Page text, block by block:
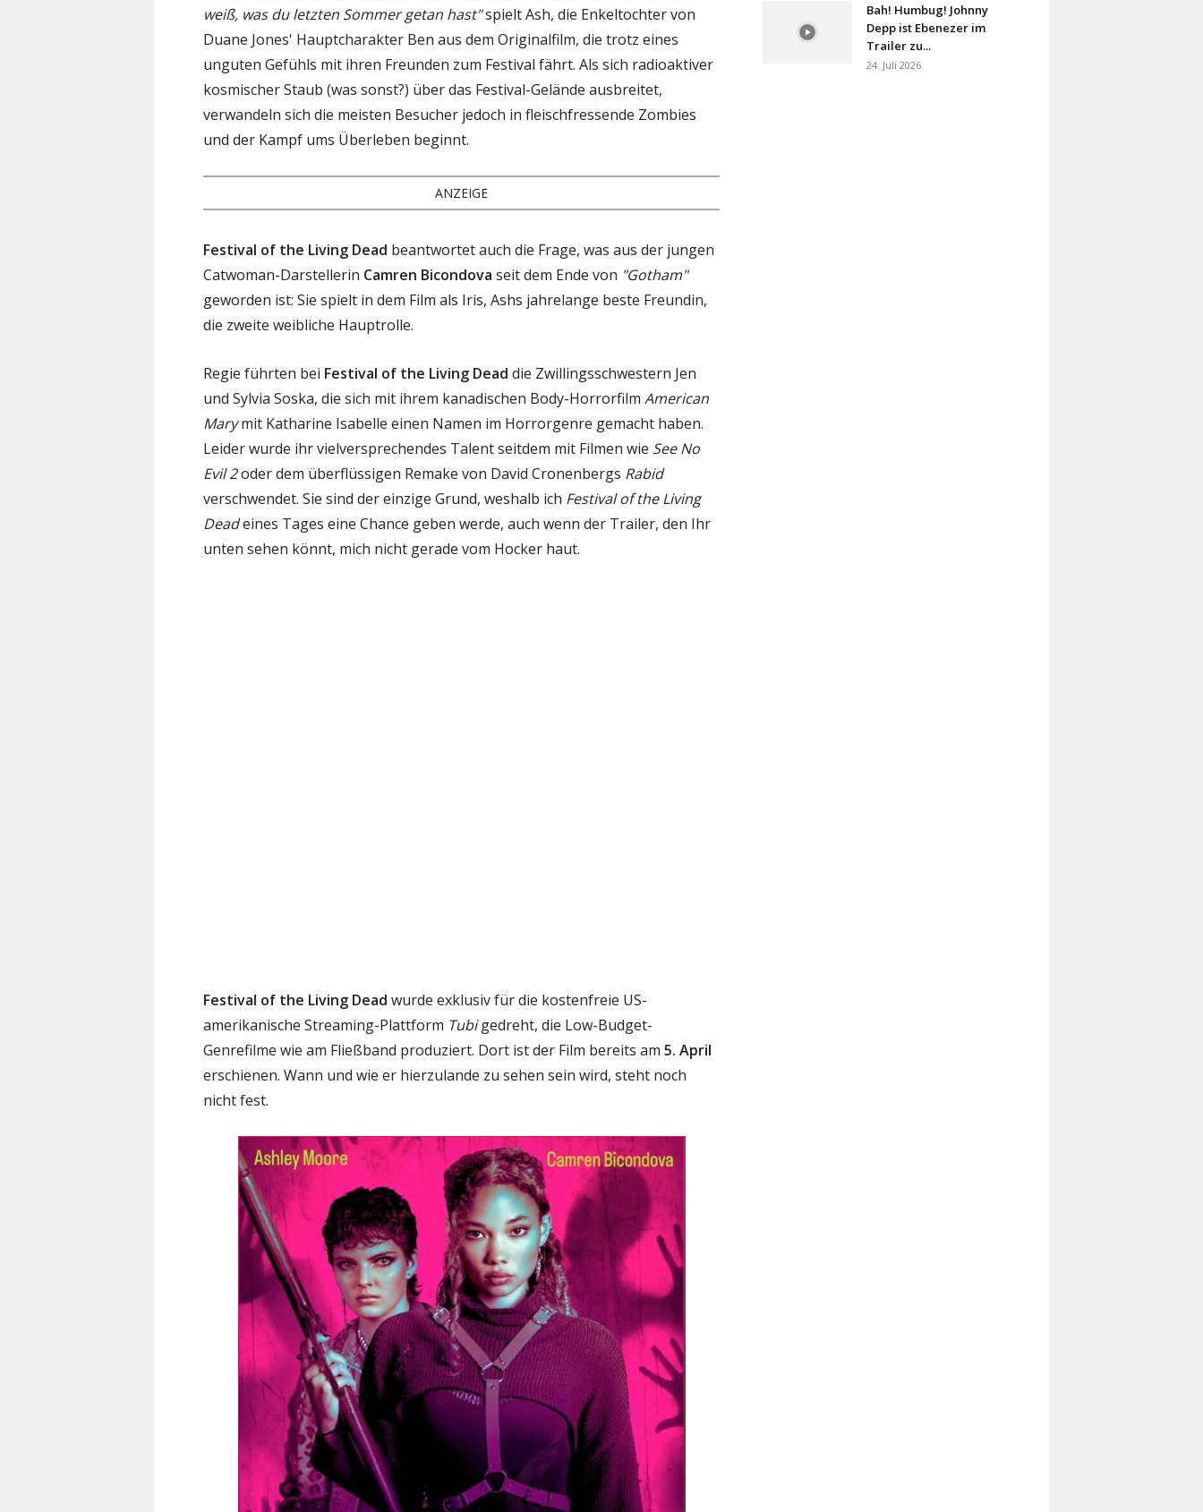
weiß, was du letzten Sommer getan hast"spielt Ash, die Enkeltochter von
Duane Jones' Hauptcharakter Ben aus dem Originalfilm, die trotz eines
unguten Gefühls mit ihren Freunden zum Festival fährt. Als sich radioaktiver
kosmischer Staub (was sonst?) über das Festival-Gelände ausbreitet,
verwandeln sich die meisten Besucher jedoch in fleischfressende Zombies
und der Kampf ums Überleben beginnt.
ANZEIGE
Festival of the Living Dead beantwortet auch die Frage, was aus der jungen
Catwoman-Darstellerin Camren Bicondova seit dem Ende von "Gotham"
geworden ist: Sie spielt in dem Film als Iris, Ashs jahrelange beste Freundin,
die zweite weibliche Hauptrolle.
Regie führten bei Festival of the Living Dead die Zwillingsschwestern Jen
und Sylvia Soska, die sich mit ihrem kanadischen Body-Horrorfilm American
Marymit Katharine Isabelle einen Namen im Horrorgenre gemacht haben.
Leider wurde ihr vielversprechendes Talent seitdem mit Filmen wie See No
Evil 2oder dem überflüssigen Remake von David Cronenbergs Rabid
verschwendet. Sie sind der einzige Grund, weshalb ich Festival of the Living
Deadeines Tages eine Chance geben werde, auch wenn der Trailer, den Ihr
unten sehen könnt, mich nicht gerade vom Hocker haut.
Festival of the Living Dead wurde exklusiv für die kostenfreie US-
amerikanische Streaming-Plattform Tubigedreht, die Low-Budget-
Genrefilme wie am Fließband produziert. Dort ist der Film bereits am 5. April
erschienen. Wann und wie er hierzulande zu sehen sein wird, steht noch
nicht fest.
Bah! Humbug! Johnny
Depp ist Ebenezer im
Trailer zu...
24. Juli 2026